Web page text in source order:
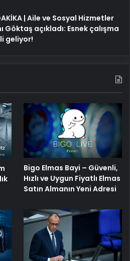
| Aile ve Sosyal Hizmetler
Göktaş açıkladı: Esnek çalışma
geliyor!
Bigo Elmas Bayi – Güvenli,
Hızlı ve Uygun Fiyatlı Elmas
Satın Almanın Yeni Adresi